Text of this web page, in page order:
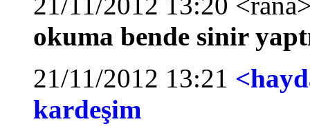
okuma bende sinir
21/11/2012 13:21
kardeşim